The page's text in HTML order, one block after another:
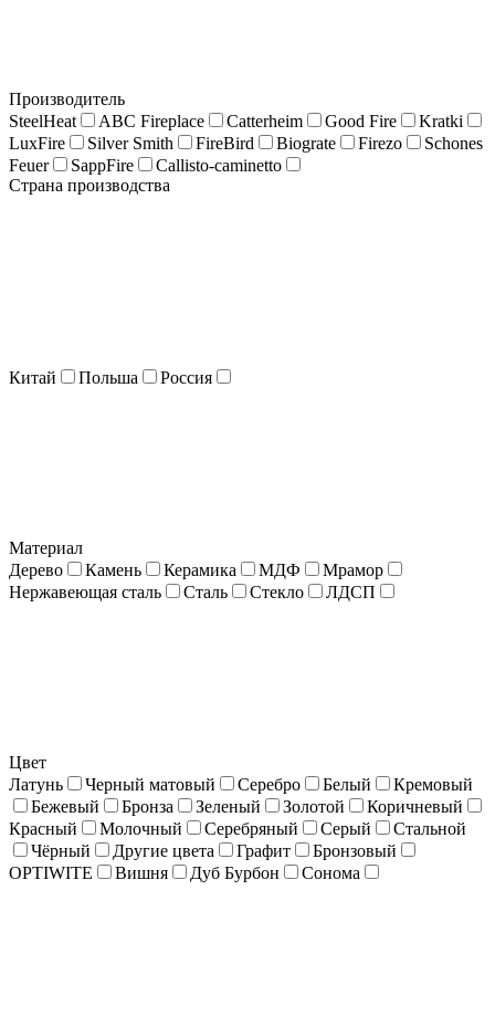
Производитель
SteelHeat
ABC Fireplace Catterheim Good Fire
Kratki
LuxFire
Silver Smith FireBird Biograte Firezo
Schones
Feuer
SappFire
Callisto-caminetto
Страна производства
Китай Польша Россия
Материал
Дерево
Камень Керамика МДФ
Мрамор
Нержавеющая сталь
Сталь Стекло ЛДСП
Цвет
Латунь
Черный матовый Серебро Белый
Кремовый
Бежевый
Бронза Зеленый Золотой
Коричневый
Красный
Молочный Серебряный Серый
Стальной
Чёрный
Другие цвета Графит
Бронзовый
OPTIWITE
Вишня Дуб Бурбон Сонома